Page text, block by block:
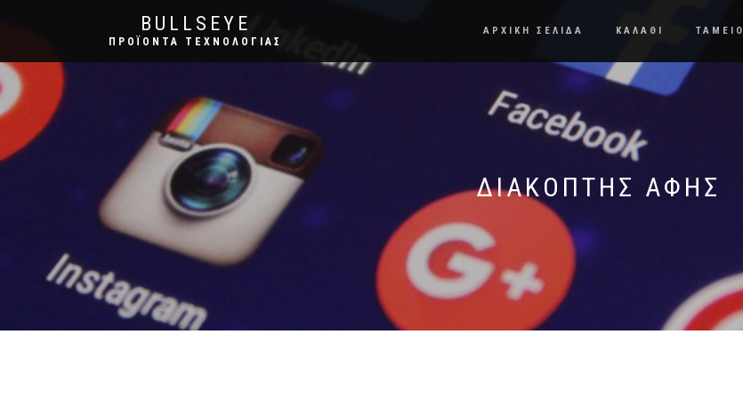
BULLSEYE
ΠΡΟΪΌΝΤΑ ΤΕΧΝΟΛΟΓΊΑΣ
ΑΡΧΙΚΗ ΣΕΛΙΔΑ ΚΑΛΑΘΙ ΤΑΜΕΙΟ
ΔΙΑΚΌΠΤΗΣ ΑΦΉΣ